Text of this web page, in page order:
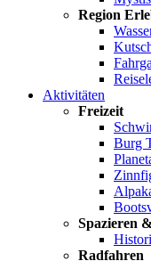
Region
Aktivitäten
Freizeit
Burg
Spazieren
Radfahren